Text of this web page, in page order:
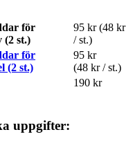
för
(2 st.)
95 kr (48 kr
/ st.)
för
(2 st.)
95 kr
(48 kr / st.)
190 kr
uppgifter: